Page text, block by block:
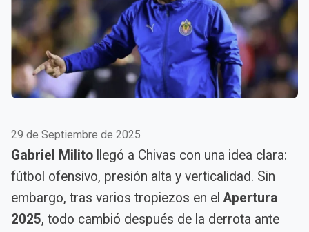
29 de Septiembre de 2025
Gabriel Milito llegó a Chivas con una idea clara:
fútbol ofensivo, presión alta y verticalidad. Sin
embargo, tras varios tropiezos en elApertura
2025, todo cambió después de la derrota ante